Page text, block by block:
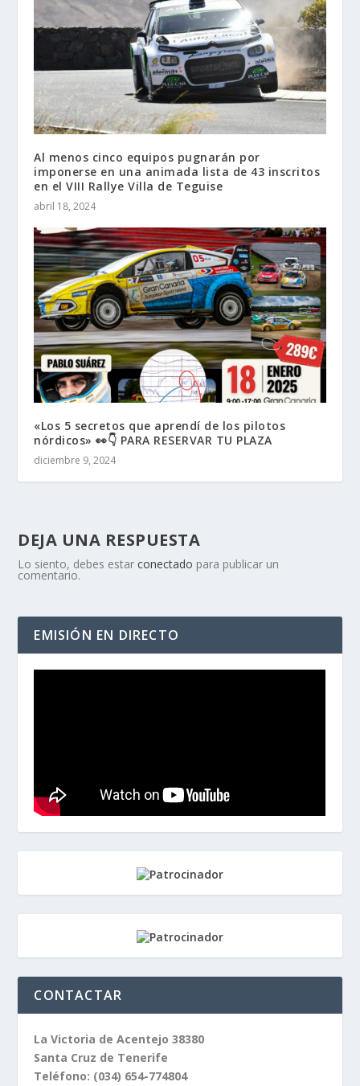
Al menos cinco equipos pugnarán por
imponerse en una animada lista de 43 inscritos
en el VIII Rallye Villa de Teguise
abril 18, 2024
«Los 5 secretos que aprendí de los pilotos
nórdicos» 👀👇 PARA RESERVAR TU PLAZA
diciembre 9, 2024
DEJA UNA RESPUESTA
Lo siento, debes estarconectado para publicar un
comentario.
EMISIÓN EN DIRECTO
CONTACTAR
La Victoria de Acentejo 38380
Santa Cruz de Tenerife
Teléfono: (034) 654-774804